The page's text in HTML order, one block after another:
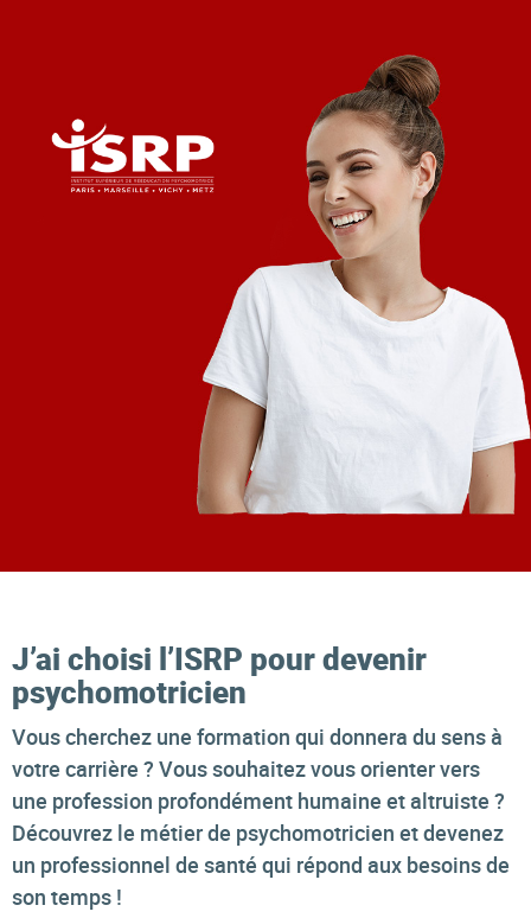
J’ai choisi l’ISRP pour devenir
psychomotricien
Vous cherchez une formation qui donnera du sens à
votre carrière ? Vous souhaitez vous orienter vers
une profession profondément humaine et altruiste ?
Découvrez le métier de psychomotricien et devenez
un professionnel de santé qui répond aux besoins de
son temps !